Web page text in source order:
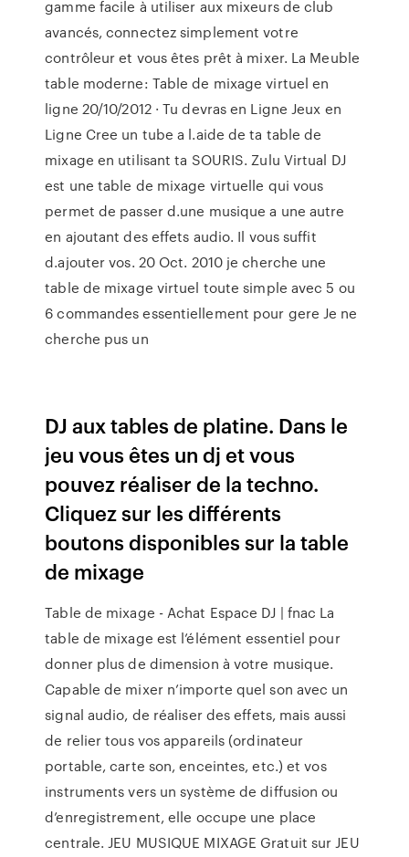
gamme facile à utiliser aux mixeurs de club
avancés, connectez simplement votre
contrôleur et vous êtes prêt à mixer. La Meuble
table moderne: Table de mixage virtuel en
ligne 20/10/2012 · Tu devras en Ligne Jeux en
Ligne Cree un tube a l.aide de ta table de
mixage en utilisant ta SOURIS. Zulu Virtual DJ
est une table de mixage virtuelle qui vous
permet de passer d.une musique a une autre
en ajoutant des effets audio. Il vous suffit
d.ajouter vos. 20 Oct. 2010 je cherche une
table de mixage virtuel toute simple avec 5 ou
6 commandes essentiellement pour gere Je ne
cherche pus un
DJ aux tables de platine. Dans le
jeu vous êtes un dj et vous
pouvez réaliser de la techno.
Cliquez sur les différents
boutons disponibles sur la table
de mixage
Table de mixage - Achat Espace DJ | fnac La
table de mixage est l’élément essentiel pour
donner plus de dimension à votre musique.
Capable de mixer n’importe quel son avec un
signal audio, de réaliser des effets, mais aussi
de relier tous vos appareils (ordinateur
portable, carte son, enceintes, etc.) et vos
instruments vers un système de diffusion ou
d’enregistrement, elle occupe une place
centrale. JEU MUSIQUE MIXAGE Gratuit sur JEU